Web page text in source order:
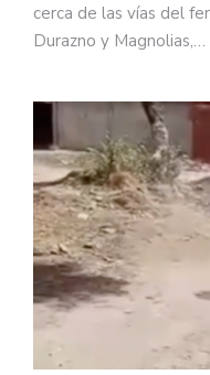
cerca de las vías del
Durazno y Magnolias,…